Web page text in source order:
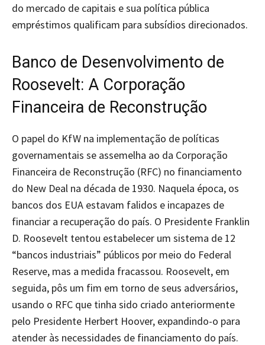
do mercado de capitais e sua política pública
empréstimos qualificam para subsídios direcionados.
Banco de Desenvolvimento de
Roosevelt: A Corporação
Financeira de Reconstrução
O papel do KfW na implementação de políticas
governamentais se assemelha ao da Corporação
Financeira de Reconstrução (RFC) no financiamento
do New Deal na década de 1930. Naquela época, os
bancos dos EUA estavam falidos e incapazes de
financiar a recuperação do país. O Presidente Franklin
D. Roosevelt tentou estabelecer um sistema de 12
“bancos industriais” públicos por meio do Federal
Reserve, mas a medida fracassou. Roosevelt, em
seguida, pôs um fim em torno de seus adversários,
usando o RFC que tinha sido criado anteriormente
pelo Presidente Herbert Hoover, expandindo-o para
atender às necessidades de financiamento do país.